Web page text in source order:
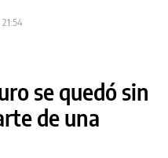
21:54
se quedó sin
de una